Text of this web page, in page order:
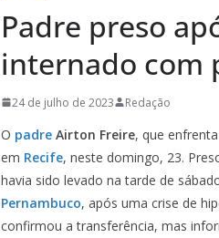
Padre preso
internado com
24 de julho de 2023 Redação
O padre Airton Freire, que
em Recife, neste domingo, 23.
havia sido levado na tarde de
Pernambuco, após uma crise de
confirmou a transferência, mas